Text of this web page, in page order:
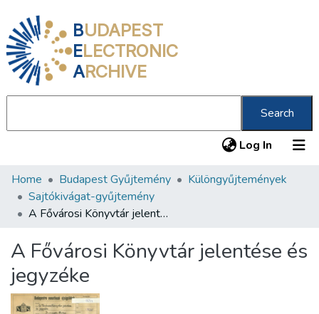
BUDAPEST
ELECTRONIC
ARCHIVE
Search
Log In (current)
Communities & Collections
All of DSpace
About us
Home Budapest Gyűjtemény
Különgyűjtemények
Sajtókivágat-gyűjtemény
A Fővárosi Könyvtár jelentése és jegyzéke
A Fővárosi Könyvtár jelentése és
jegyzéke